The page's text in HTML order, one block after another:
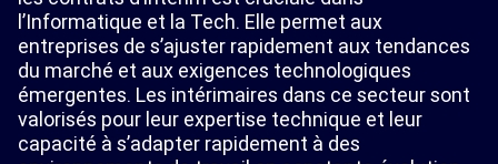
l’Informatique et la Tech. Elle permet aux
entreprises de s’ajuster rapidement aux tendances
du marché et aux exigences technologiques
émergentes. Les intérimaires dans ce secteur sont
valorisés pour leur expertise technique et leur
capacité à s’adapter rapidement à des